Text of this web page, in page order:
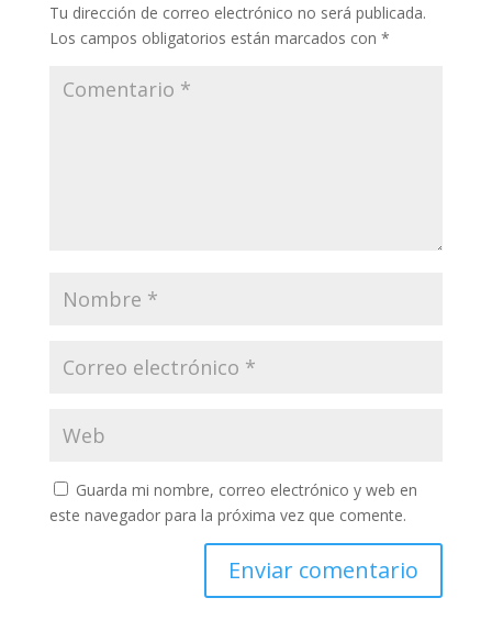
Tu dirección de correo electrónico no será publicada.
Los campos obligatorios están marcados con *
Guarda mi nombre, correo electrónico y web en
este navegador para la próxima vez que comente.